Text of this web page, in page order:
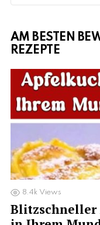
AM BESTEN
REZEPTE
8.4k Views
Blitzschneller